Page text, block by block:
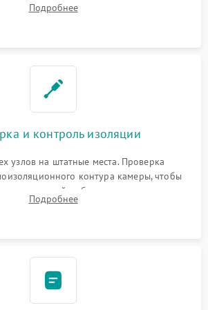
восстановление контактов и замена
Подробнее
и контроль изоляции
узлов на штатные места. Проверка
контура камеры, чтобы
кухонной мебели и потерю тепла.
клемм и сборка корпуса шкафа.
Подробнее